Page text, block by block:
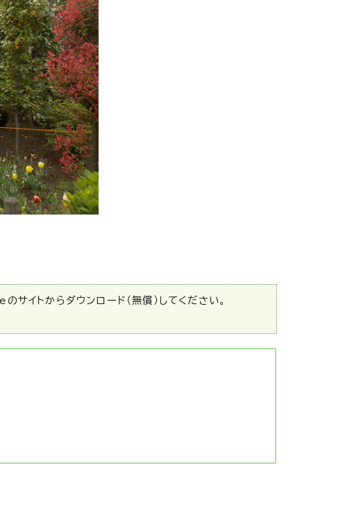
イトからダウンロード（無償）してください。